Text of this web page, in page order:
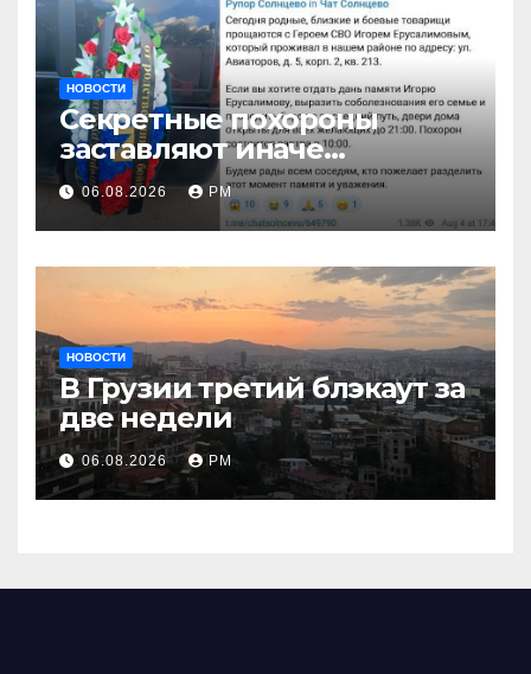
НОВОСТИ
Секретные похороны
заставляют иначе
взглянуть на взрыв
06.08.2026 РМ
НОВОСТИ
В Грузии третий блэкаут за
две недели
06.08.2026 РМ